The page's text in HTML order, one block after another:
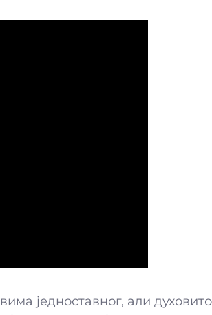
једноставног, али